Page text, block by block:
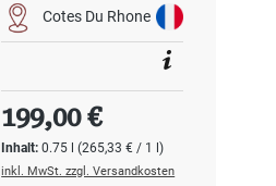
Cotes Du Rhone
Inhalt:0.75 l(265,33 € / 1 l)
Regulärer Preis:
199,00 €
inkl. MwSt. zzgl. Versandkosten